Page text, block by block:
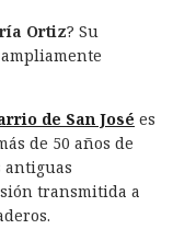
Ortiz? Su
de San José es
de 50 años de
antiguas
transmitida a